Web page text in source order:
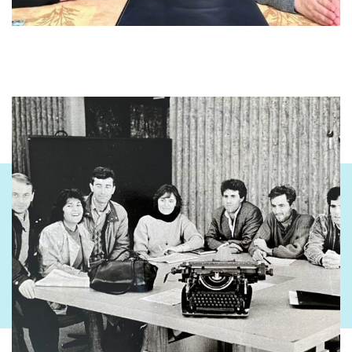
përballoj këtë.’ Isha e vendosur të thosha: ‘Do të flas vetëm me
ishte se doja gjithashtu ta rimerrja këtë pjesë të historisë, e cila
do të jetë përgjithmonë pjesë e historisë së babait tim. Sepse,
natyrisht, pati të tjerë që u përpoqën ta përvetësonin atë,
përvetësim politik, ose thjesht duke e pretenduar historinë e
duke thënë: ‘Ne ishim krah tij. Ne ishim atje. Ne bëmë këtë, ne
bëmë atë.’ …Për mua, gjyqi ishte një mënyrë për të zotëruar
diçka në të tashmen, sepse nuk mund ta kontrolloja atë që
bënte im atë kur isha e vogël. Edhe tani, ende e kam të vështirë
ta shpjegoj.”